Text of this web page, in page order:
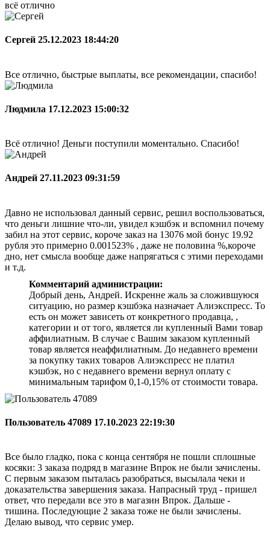
всё отлично
Сергей 25.12.2023 18:44:20
Все отлично, быстрые выплаты, все рекомендации, спасибо!
Людмила 17.12.2023 15:00:32
Всё отлично! Деньги поступили моментально. Спасибо!
Андрей 27.11.2023 09:31:59
Давно не использовал данный сервис, решил воспользоваться,
что деньги лишние что-ли, увидел кэшбэк и вспомнил почему
забил на этот сервис, короче заказ на 13076 мой бонус 19.92
рубля это примерно 0.001523% , даже не половина %,короче
дно, нет смысла вообще даже напрягаться с этими переходами
и т.д.
Комментарий администрации:
Добрый день, Андрей. Искренне жаль за сложившуюся
ситуацию, но размер кэшбэка назначает Алиэкспресс. То
есть он может зависеть от конкретного продавца, ,
категории и от того, является ли купленный Вами товар
аффилиатным. В случае с Вашим заказом купленный
товар является неаффилиатным. До недавнего времени
за покупку таких товаров Алиэкспресс не платил
кэшбэк, но с недавнего времени вернул оплату с
минимальным тарифом 0,1-0,15% от стоимости товара.
Пользователь 47089 17.10.2023 22:19:30
Все было гладко, пока с конца сентября не пошли сплошные
косяки: 3 заказа подряд в магазине Впрок не были зачислены.
С первым заказом пыталась разобраться, высылала чеки и
доказательства завершения заказа. Напрасный труд - пришел
ответ, что передали все это в магазин Впрок. Дальше -
тишина. Последующие 2 заказа тоже не были зачислены.
Делаю вывод, что сервис умер.